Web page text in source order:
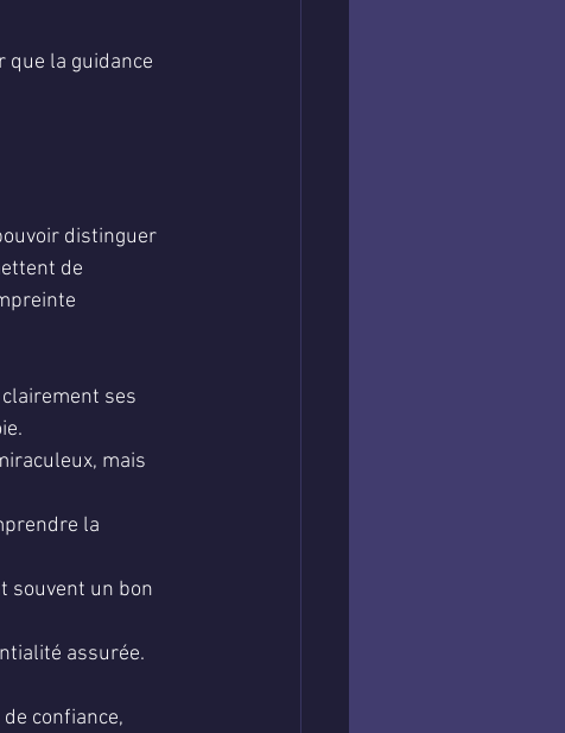
que la guidance
distinguer
de
ses
mais
la
souvent un bon
assurée.
confiance,